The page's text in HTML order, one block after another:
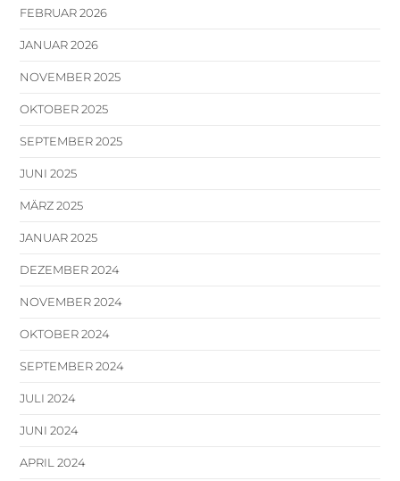
FEBRUAR 2026
JANUAR 2026
NOVEMBER 2025
OKTOBER 2025
SEPTEMBER 2025
JUNI 2025
MÄRZ 2025
JANUAR 2025
DEZEMBER 2024
NOVEMBER 2024
OKTOBER 2024
SEPTEMBER 2024
JULI 2024
JUNI 2024
APRIL 2024